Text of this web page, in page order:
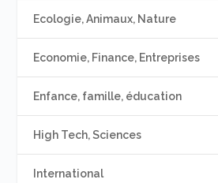
Ecologie, Animaux, Nature
Economie, Finance, Entreprises
Enfance, famille, éducation
High Tech, Sciences
International